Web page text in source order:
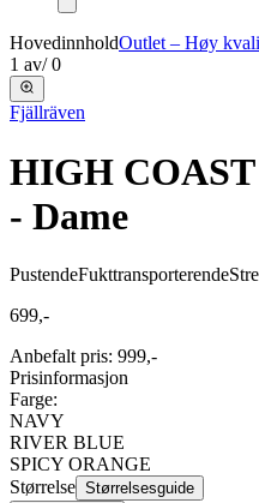
HovedinnholdOutlet – Høy
1 av/ 0
Fjällräven
HIGH COAST
- Dame
PustendeFukttransporterende
699,-
Anbefalt pris: 999,-
Prisinformasjon
Farge:
NAVY
RIVER BLUE
SPICY ORANGE
Størrelse Størrelsesguide